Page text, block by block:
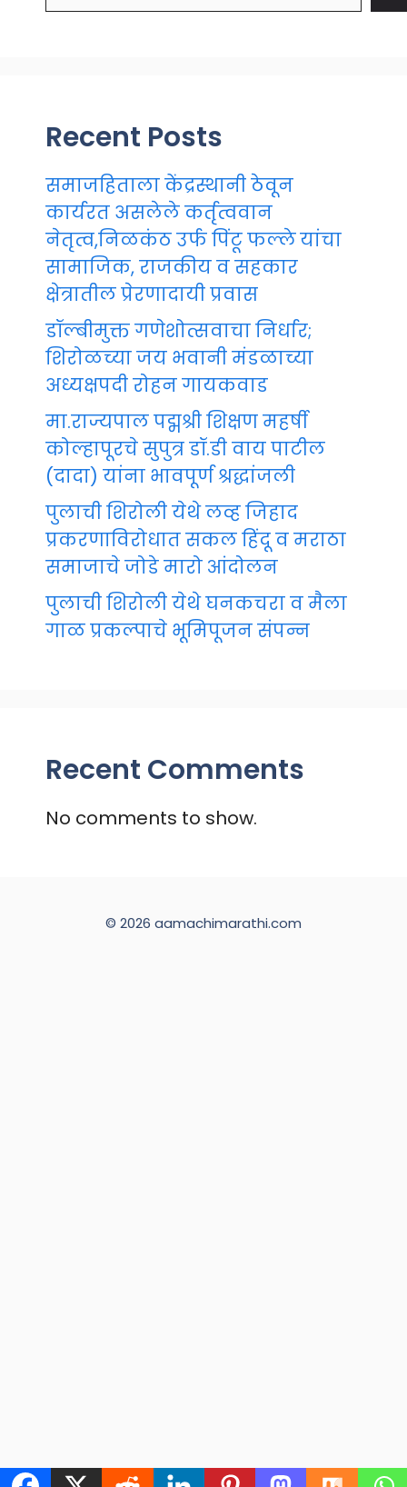
Recent Posts
समाजहिताला केंद्रस्थानी ठेवून
कार्यरत असलेले कर्तृत्ववान
नेतृत्व,निळकंठ उर्फ पिंटू फल्ले यांचा
सामाजिक, राजकीय व सहकार
क्षेत्रातील प्रेरणादायी प्रवास
डॉल्बीमुक्त गणेशोत्सवाचा निर्धार;
शिरोळच्या जय भवानी मंडळाच्या
अध्यक्षपदी रोहन गायकवाड
मा.राज्यपाल पद्मश्री शिक्षण महर्षी
कोल्हापूरचे सुपुत्र डॉ.डी वाय पाटील
(दादा) यांना भावपूर्ण श्रद्धांजली
पुलाची शिरोली येथे लव्ह जिहाद
प्रकरणाविरोधात सकल हिंदू व मराठा
समाजाचे जोडे मारो आंदोलन
पुलाची शिरोली येथे घनकचरा व मैला
गाळ प्रकल्पाचे भूमिपूजन संपन्न
Recent Comments
No comments to show.
© 2026 aamachimarathi.com